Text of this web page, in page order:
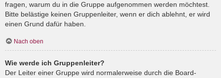
fragen, warum du in die Gruppe aufgenommen werden möchtest.
Bitte belästige keinen Gruppenleiter, wenn er dich ablehnt, er wird
einen Grund dafür haben.
Nach oben
Wie werde ich Gruppenleiter?
Der Leiter einer Gruppe wird normalerweise durch die Board-